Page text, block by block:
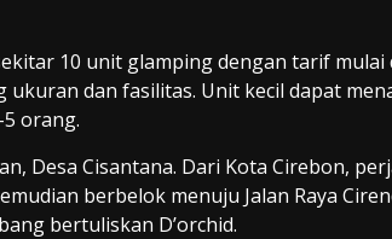
10 unit glamping dengan tarif mulai
dan fasilitas. Unit kecil dapat
orang.
Desa Cisantana. Dari Kota Cirebon,
berbelok menuju Jalan Raya
bertuliskan D’orchid.